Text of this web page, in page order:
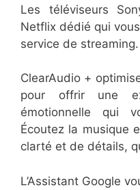
Les téléviseurs
Netflix dédié qui
service de streaming.
ClearAudio +
pour offrir une
émotionnelle qui
Écoutez la musique
clarté et de détails,
L’Assistant Google